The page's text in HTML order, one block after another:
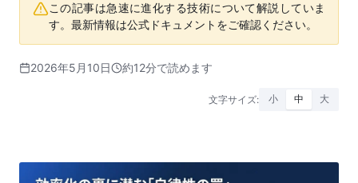
この記事は急速に進化する技術について解説していま
す。最新情報は公式ドキュメントをご確認ください。
2026年5月10日 約12分で読めます
文字サイズ: 小 中 大